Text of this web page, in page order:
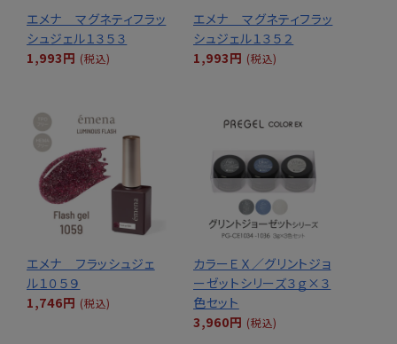
エメナ マグネティフラッ
シュジェル１３５３
1,993円 (税込)
エメナ マグネティフラッ
シュジェル１３５２
1,993円 (税込)
エメナ フラッシュジェ
ル１０５９
1,746円 (税込)
カラーＥＸ／グリントジョ
ーゼットシリーズ３ｇ×３
色セット
3,960円 (税込)